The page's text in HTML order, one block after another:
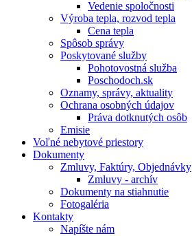
Vedenie spoločnosti
Výroba tepla, rozvod tepla
Cena tepla
Spôsob správy
Poskytované služby
Pohotovostná služba
Poschodoch.sk
Oznamy, správy, aktuality
Ochrana osobných údajov
Práva dotknutých osôb
Emisie
Voľné nebytové priestory
Dokumenty
Zmluvy, Faktúry, Objednávky
Zmluvy - archív
Dokumenty na stiahnutie
Fotogaléria
Kontakty
Napíšte nám